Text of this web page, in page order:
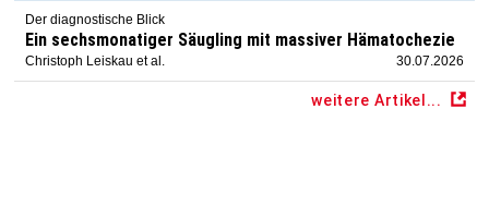
Der diagnostische Blick
Ein sechsmonatiger Säugling mit massiver Hämatochezie
Christoph Leiskau et al. 30.07.2026
weitere Artikel...